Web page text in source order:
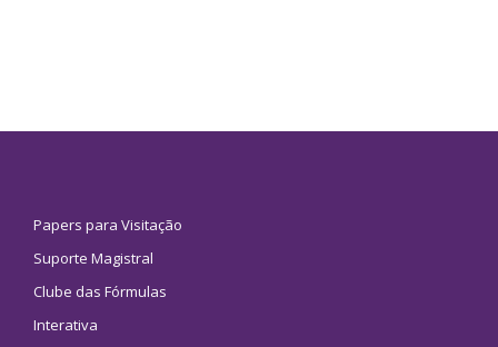
Papers para Visitação
Suporte Magistral
Clube das Fórmulas
Interativa